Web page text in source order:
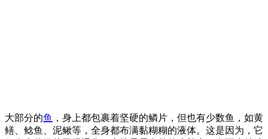
大部分的鱼 ，身上都包裹着坚硬的鳞片，但也有少数鱼，如黄
鳝、鲶鱼、泥鳅等，全身都布满黏糊糊的液体。这是因为，它